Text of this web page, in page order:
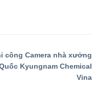
công Camera nhà xưởng
Kyungnam Chemical
Vina